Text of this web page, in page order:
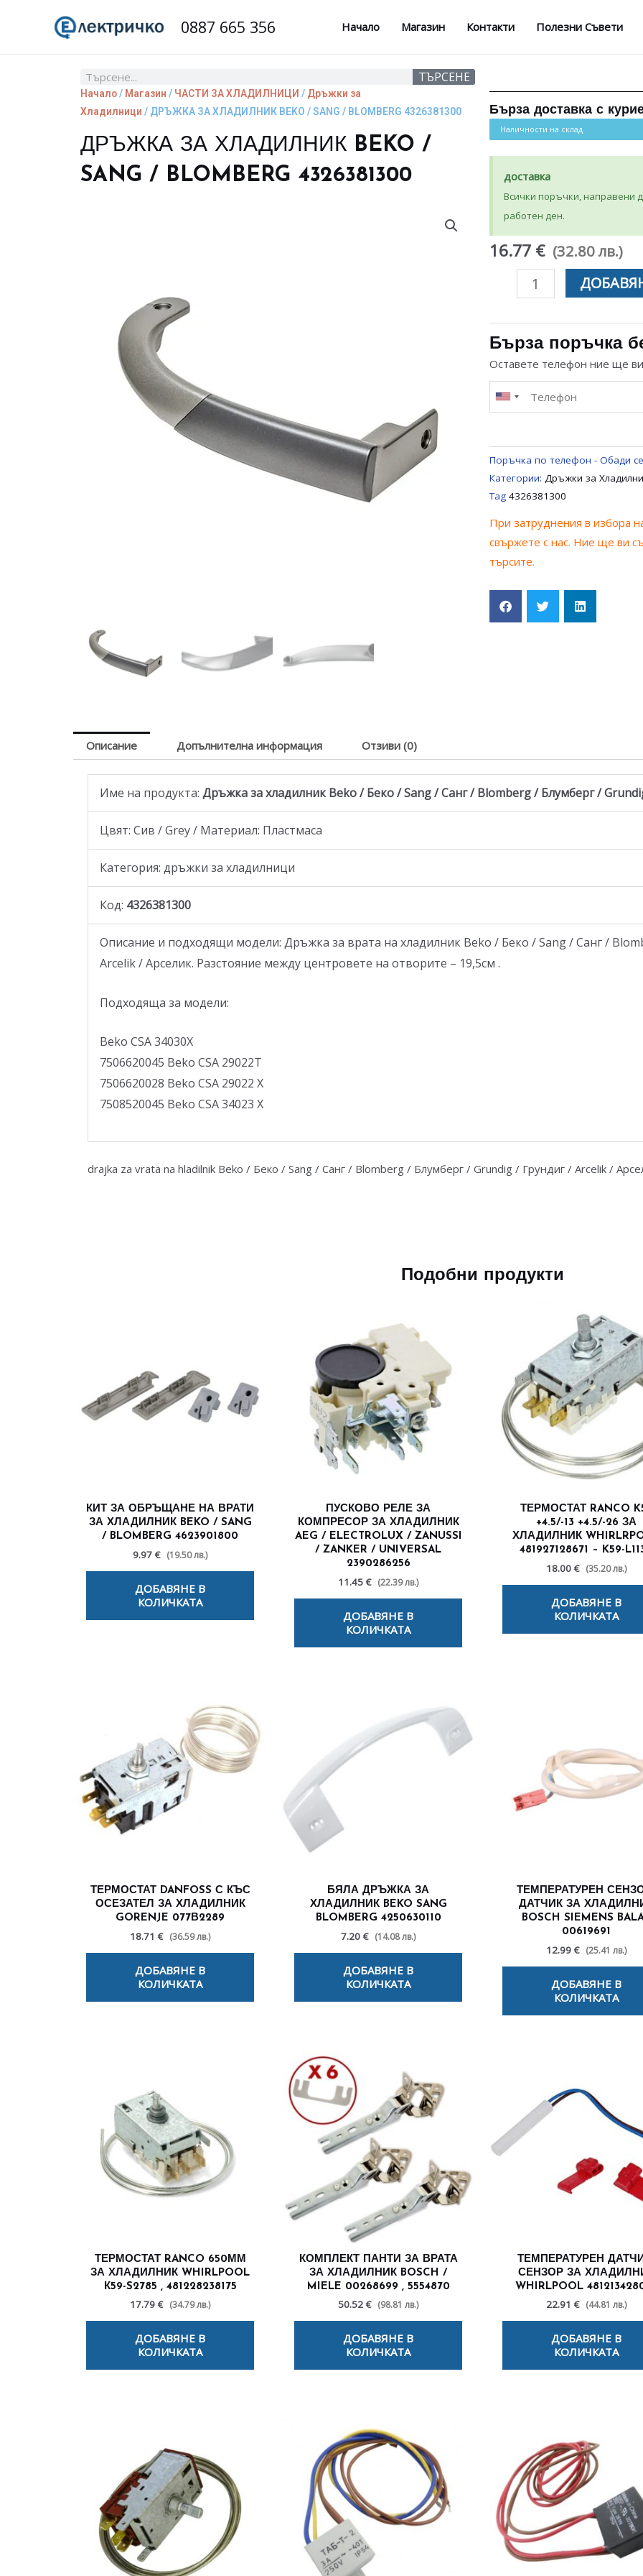
0887 665 356 Начало Магазин Контакти Полезни Съвети
Search ТЪРСЕНЕ
Начало/ Магазин / ЧАСТИ ЗА ХЛАДИЛНИЦИ / Дръжки за
Хладилници / ДРЪЖКА ЗА ХЛАДИЛНИК BEKO / SANG / BLOMBERG 4326381300
ДРЪЖКА ЗА ХЛАДИЛНИК BEKO /
SANG / BLOMBERG 4326381300
Бърза доставка с
Наличности на склад
доставка
Всички поръчки, направени
работен ден.
16.77 € (32.80 лв.)
количество
ЗА
ХЛАДИЛНИК
SANG
BLOMBERG
Бърза поръчка
Оставете телефон ние ще
Поръчка по телефон - Обади
Категории: Дръжки за
Tag 4326381300
При затруднения в избора
свържете с нас. Ние ще ви
търсите.
Описание Допълнителна информация Отзиви (0)
Име на продукта: Дръжка за хладилник Beko / Беко / Sang / Санг / Blomberg / Блумберг /
Цвят: Сив / Grey / Материал: Пластмаса
Категория: дръжки за хладилници
Код: 4326381300
Описание и подходящи модели: Дръжка за врата на хладилник Beko / Беко / Sang / Санг /
Arcelik / Арселик. Разстояние между центровете на отворите – 19,5см .
Подходяща за модели:
Beko CSA 34030X
7506620045 Beko CSA 29022T
7506620028 Beko CSA 29022 X
7508520045 Beko CSA 34023 X
drajka za vrata na hladilnik Beko / Беко / Sang / Санг / Blomberg / Блумберг / Grundig / Грундиг / Arcelik /
Подобни продукти
КИТ ЗА ОБРЪЩАНЕ НА ВРАТИ
ЗА ХЛАДИЛНИК BEKO / SANG
/ BLOMBERG 4623901800
9.97 € (19.50 лв.)
ДОБАВЯНЕ В
КОЛИЧКАТА
ПУСКОВО РЕЛЕ ЗА
КОМПРЕСОР ЗА ХЛАДИЛНИК
AEG / ELECTROLUX / ZANUSSI
/ ZANKER / UNIVERSAL
2390286256
11.45 € (22.39 лв.)
ДОБАВЯНЕ В
КОЛИЧКАТА
ТЕРМОСТАТ RANCO
+4.5/-13 +4.5/-26 ЗА
ХЛАДИЛНИК
481927128671 – K59-
18.00 € (35.20 лв.)
ДОБАВЯНЕ В
КОЛИЧКАТА
ТЕРМОСТАТ DANFOSS С КЪС
ОСЕЗАТЕЛ ЗА ХЛАДИЛНИК
GORENJE 077В2289
18.71 € (36.59 лв.)
ДОБАВЯНЕ В
КОЛИЧКАТА
БЯЛА ДРЪЖКА ЗА
ХЛАДИЛНИК BEKO SANG
BLOMBERG 4250630110
7.20 € (14.08 лв.)
ДОБАВЯНЕ В
КОЛИЧКАТА
ТЕМПЕРАТУРЕН
ДАТЧИК ЗА
BOSCH SIEMENS
00619691
12.99 € (25.41 лв.)
ДОБАВЯНЕ В
КОЛИЧКАТА
ТЕРМОСТАТ RANCO 650ММ
ЗА ХЛАДИЛНИК WHIRLPOOL
К59-S2785 , 481228238175
17.79 € (34.79 лв.)
ДОБАВЯНЕ В
КОЛИЧКАТА
КОМПЛЕКТ ПАНТИ ЗА ВРАТА
ЗА ХЛАДИЛНИК BOSCH /
MIELE 00268699 , 5554870
50.52 € (98.81 лв.)
ДОБАВЯНЕ В
КОЛИЧКАТА
ТЕМПЕРАТУРЕН
СЕНЗОР ЗА
WHIRLPOOL
22.91 € (44.81 лв.)
ДОБАВЯНЕ В
КОЛИЧКАТА